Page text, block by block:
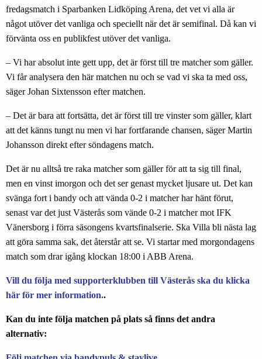
fredagsmatch i Sparbanken Lidköping Arena, det vet vi alla är
något utöver det vanliga och speciellt när det är semifinal. Då kan vi
förvänta oss en publikfest utöver det vanliga.
– Vi har absolut inte gett upp, det är först till tre matcher som gäller.
Vi får analysera den här matchen nu och se vad vi ska ta med oss,
säger Johan Sixtensson efter matchen.
– Det är bara att fortsätta, det är först till tre vinster som gäller, klart
att det känns tungt nu men vi har fortfarande chansen, säger Martin
Johansson direkt efter söndagens match.
Det är nu alltså tre raka matcher som gäller för att ta sig till final,
men en vinst imorgon och det ser genast mycket ljusare ut. Det kan
svänga fort i bandy och att vända 0-2 i matcher har hänt förut,
senast var det just Västerås som vände 0-2 i matcher mot IFK
Vänersborg i förra säsongens kvartsfinalserie. Ska Villa bli nästa lag
att göra samma sak, det återstår att se. Vi startar med morgondagens
match som drar igång klockan 18:00 i ABB Arena.
Vill du följa med supporterklubben till Västerås ska du klicka
här för mer information..
Kan du inte följa matchen på plats så finns det andra
alternativ: